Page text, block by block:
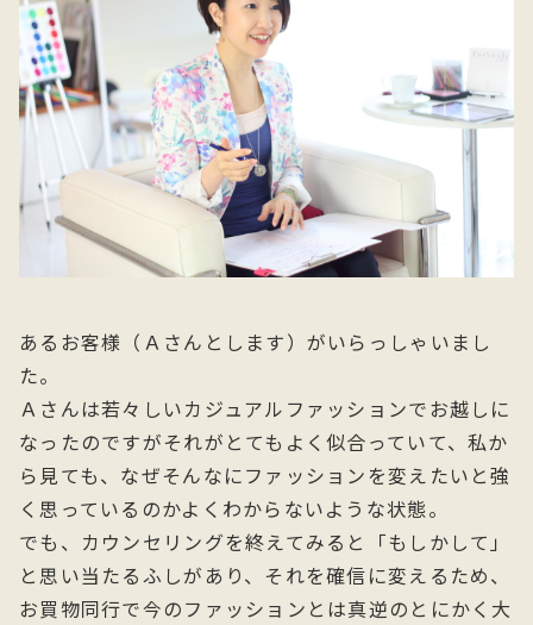
あるお客様（Ａさんとします）がいらっしゃいまし
た。
Ａさんは若々しいカジュアルファッションでお越しに
なったのですがそれがとてもよく似合っていて、私か
ら見ても、なぜそんなにファッションを変えたいと強
く思っているのかよくわからないような状態。
でも、カウンセリングを終えてみると「もしかして」
と思い当たるふしがあり、それを確信に変えるため、
お買物同行で今のファッションとは真逆のとにかく大